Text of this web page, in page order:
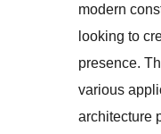
modern
looking to
presence.
various
architecture